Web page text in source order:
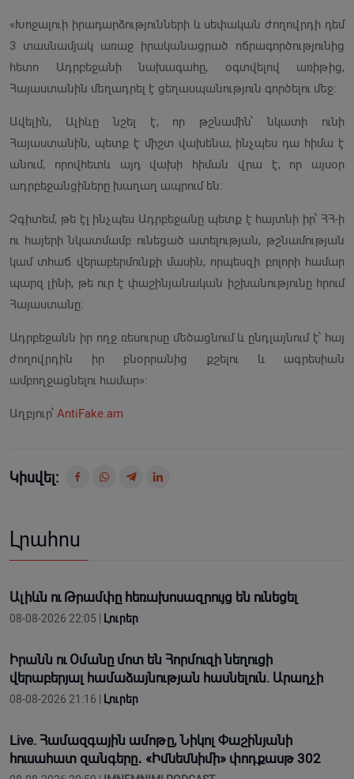
«Խոջալուի իրադարձությունների և սեփական ժողովրդի դեմ
3 տասնամյակ առաջ իրականացրած ոճրագործությունից
հետո Ադրբեջանի նախագահը, օգտվելով առիթից,
Հայաստանին մեղադրել է ցեղասպանություն գործելու մեջ։
Ավելին, Ալիևը նշել է, որ թշնամին՝ նկատի ունի
Հայաստանին, պետք է միշտ վախենա, ինչպես դա հիմա է
անում, որովհետև այդ վախի հիման վրա է, որ այսօր
ադրբեջանցիները խաղաղ ապրում են։
Չգիտեմ, թե էլ ինչպես Ադրբեջանը պետք է հայտնի իր՝ ՀՀ-ի
ու հայերի նկատմամբ ունեցած ատելության, թշնամության
կամ տհաճ վերաբերմունքի մասին, որպեսզի բոլորի համար
պարզ լինի, թե ուր է փաշինյանական իշխանությունը հրում
Հայաստանը։
Ադրբեջանն իր ողջ ռեսուրսը մեծացնում և ընդլայնում է՝ հայ
ժողովրդին իր բնօրրանից քշելու և ագրեսիան
ամբողջացնելու համար»։
Աղբյուր՝ AntiFake.am
Կիսվել:
Լրահոս
Ալիևն ու Թրամփը հեռախոսազրույց են ունեցել
08-08-2026 22:05 | Լուրեր
Իրանն ու Օմանը մոտ են Հորմուզի նեղուցի
վերաբերյալ համաձայնության հասնելուն. Արաղչի
08-08-2026 21:16 | Լուրեր
Live. Համազգային ամոթը, Նիկոլ Փաշինյանի
հուսահատ զանգերը․ «Իմնեմնիմի» փոդքասթ 302